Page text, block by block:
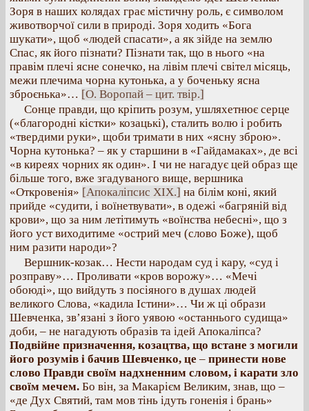
Зоря в наших колядах грає містичну роль, є символом
животворчої сили в природі. Зоря ходить «Бога
шукати», щоб «людей спасати», а як зійде на землю
Спас, як його пізнати? Пізнати так, що в нього «на
правім плечі ясне сонечко, на лівім плечі світел місяць,
межи плечима чорна кутонька, а у боченьку ясна
зброєнька»… [О. Воропай – цит. твір.]
Сонце правди, що кріпить розум, ушляхетнює серце
(«благородні кістки» козацькі), сталить волю і робить
«твердими руки», щоби тримати в них «ясну зброю».
Чорна кутонька? – як у старшини в «Гайдамаках», де всі
«в киреях чорних як один». І чи не нагадує цей образ ще
більше того, вже згадуваного вище, вершника
«Откровенія» [Апокаліпсис XIX.] на білім коні, який
прийде «судити, і воїнетвувати», в одежі «багряній від
крови», що за ним летітимуть «воїнства небесні», що з
його уст виходитиме «острий меч (слово Боже), щоб
ним разити народи»?
Вершник-козак… Нести народам суд і кару, «суд і
розправу»… Проливати «кров ворожу»… «Мечі
обоюді», що вийдуть з посіяного в душах людей
великого Слова, «кадила Істини»… Чи ж ці образи
Шевченка, зв’язані з його уявою «останнього судища»
доби, – не нагадують образів та ідей Апокаліпса?
Подвійне призначення, козацтва, що встане з могили
його розумів і бачив Шевченко, це – принести нове
слово Правди своїм надхненним словом, і карати зло
своїм мечем. Бо він, за Макарієм Великим, знав, що –
«де Дух Святий, там мов тінь ідуть гоненія і брань»